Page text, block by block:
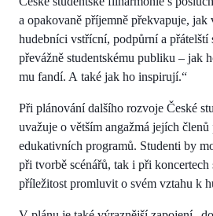
a opakovaně příjemně překvapuje, jak
hudebníci vstřícní, podpůrní a přátelští
převážně studentskému publiku – jak
mu fandí. A také jak ho inspirují.“
Při plánování dalšího rozvoje České
uvažuje o větším angažmá jejích
edukativních programů. Studenti by
při tvorbě scénářů, tak i při
příležitost promluvit o svém vztahu k